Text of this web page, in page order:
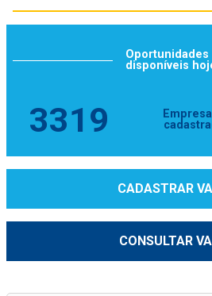
Oportunidades
disponíveis
3319
CADASTRAR
CONSULTAR